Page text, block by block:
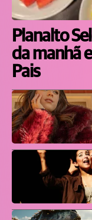
Planalto
da manhã
Pais